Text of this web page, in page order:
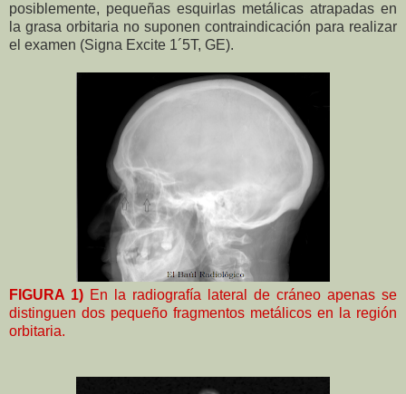
posiblemente, pequeñas esquirlas metálicas atrapadas en
la grasa orbitaria no suponen contraindicación para realizar
el examen (Signa Excite 1´5T, GE).
FIGURA 1) En la radiografía lateral de cráneo apenas se
distinguen dos pequeño fragmentos metálicos en la región
orbitaria.